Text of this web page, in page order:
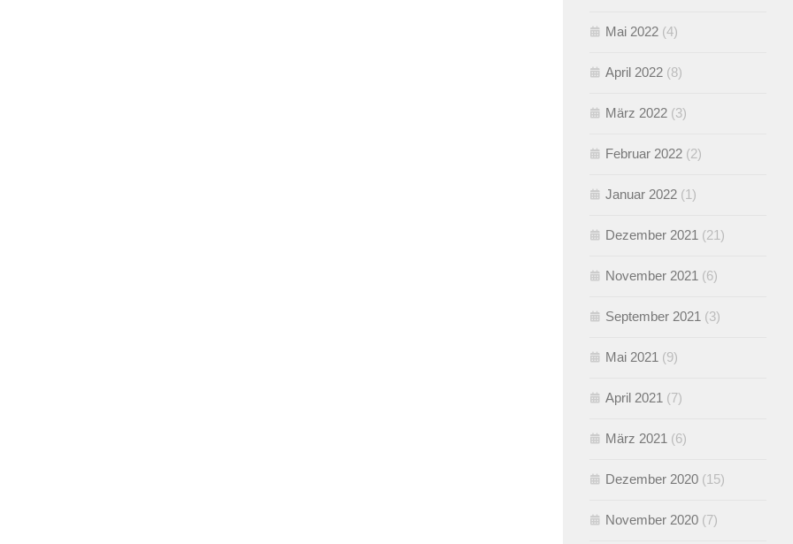
Mai 2022 (4)
April 2022 (8)
März 2022 (3)
Februar 2022 (2)
Januar 2022 (1)
Dezember 2021 (21)
November 2021 (6)
September 2021 (3)
Mai 2021 (9)
April 2021 (7)
März 2021 (6)
Dezember 2020 (15)
November 2020 (7)